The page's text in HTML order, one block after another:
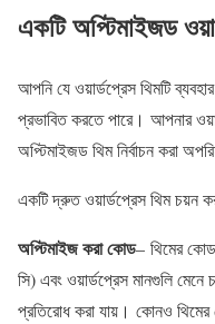
একটি অপ্টিমাইজড
আপনি যে ওয়ার্ডপ্রেস থিমটি
প্রভাবিত করতে পারে। আপনার
অপ্টিমাইজড থিম নির্বাচন করা
একটি দ্রুত ওয়ার্ডপ্রেস থিম চয়ন
অপ্টিমাইজ করা কোড– থিমের
সি) এবং ওয়ার্ডপ্রেস মানগুলি মেনে
প্রতিরোধ করা যায়। কোনও